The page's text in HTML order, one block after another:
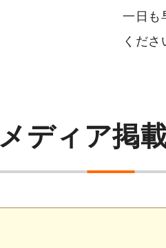
一日も
くださ
メディア掲